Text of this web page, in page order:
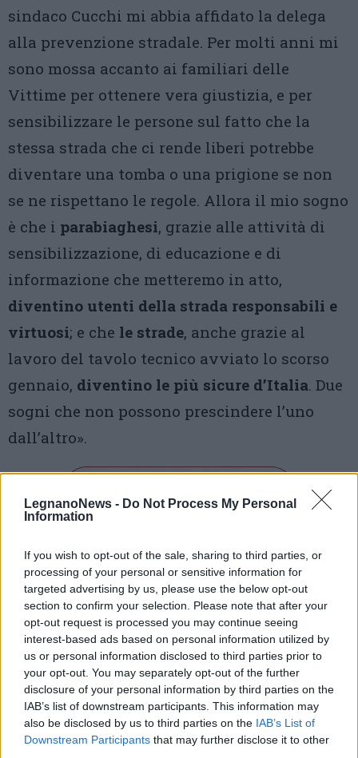
LegnanoNews - Do Not Process My Personal
Information
If you wish to opt-out of the sale, sharing to third parties, or
processing of your personal or sensitive information for
targeted advertising by us, please use the below opt-out
section to confirm your selection. Please note that after your
opt-out request is processed you may continue seeing
interest-based ads based on personal information utilized by
us or personal information disclosed to third parties prior to
your opt-out. You may separately opt-out of the further
disclosure of your personal information by third parties on the
IAB’s list of downstream participants. This information may
also be disclosed by us to third parties on the IAB’s List of
Downstream Participants that may further disclose it to other
sindaco Cucchi mi abbia affidato la delega
alla prevenzione stradale. Per molti anni mi
sono mossa accanto ai familiari delle
Vittime per ottenere vera giustizia, e per
sensibilizzare le persone sul fatto che la
stessa strada che ci rende liberi potrebbe
diventare una tomba o una prigione se non
se ne rispettano le regole. Allora il mio sogno
è che i parabiaghesi, grazie alle attività di
sensibilizzazione, di educazione e di
informazione che metteremo in atto,
diventino utenti della strada responsabili e
virtuosi; e che le strade, anche grazie al
lavoro del tavolo tecnico avviato lo scorso
gennaio, diventino le più sicure d’Italia. Due
sogni che non possono prescindere l’uno
dall’altro».
Via Confalonieri, 5
Castronno
Tutti gli eventi
diagosto
Leda Mocchetti
leda.mocchetti@legnanonews.com
Noi di LegnanoNews abbiamo a cuore l'informazione del
nostro territorio e cerchiamo di essere sempre in prima
linea per informarvi in modo puntuale.